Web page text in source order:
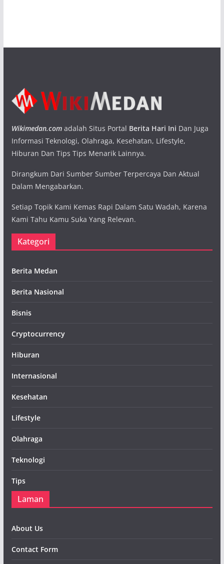
Wikimedan.comadalah Situs Portal Berita Hari Ini Dan Juga
Informasi Teknologi, Olahraga, Kesehatan, Lifestyle,
Hiburan Dan Tips Tips Menarik Lainnya.
Dirangkum Dari Sumber Sumber Terpercaya Dan Aktual
Dalam Mengabarkan.
Setiap Topik Kami Kemas Rapi Dalam Satu Wadah, Karena
Kami Tahu Kamu Suka Yang Relevan.
Kategori
Berita Medan
Berita Nasional
Bisnis
Cryptocurrency
Hiburan
Internasional
Kesehatan
Lifestyle
Olahraga
Teknologi
Tips
Laman
About Us
Contact Form